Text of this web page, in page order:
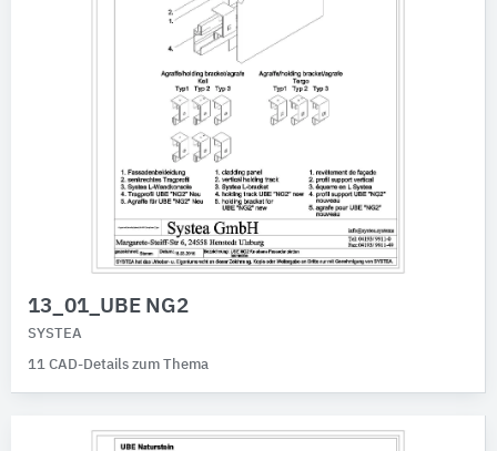
13_01_UBE NG2
SYSTEA
11 CAD-Details zum Thema